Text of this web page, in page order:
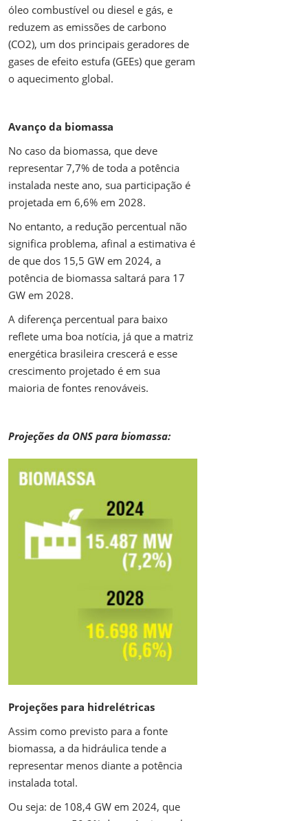
óleo combustível ou diesel e gás, e
reduzem as emissões de carbono
(CO2), um dos principais geradores de
gases de efeito estufa (GEEs) que geram
o aquecimento global.
Avanço da biomassa
No caso da biomassa, que deve
representar 7,7% de toda a potência
instalada neste ano, sua participação é
projetada em 6,6% em 2028.
No entanto, a redução percentual não
significa problema, afinal a estimativa é
de que dos 15,5 GW em 2024, a
potência de biomassa saltará para 17
GW em 2028.
A diferença percentual para baixo
reflete uma boa notícia, já que a matriz
energética brasileira crescerá e esse
crescimento projetado é em sua
maioria de fontes renováveis.
Projeções da ONS para biomassa:
Projeções para hidrelétricas
Assim como previsto para a fonte
biomassa, a da hidráulica tende a
representar menos diante a potência
instalada total.
Ou seja: de 108,4 GW em 2024, que